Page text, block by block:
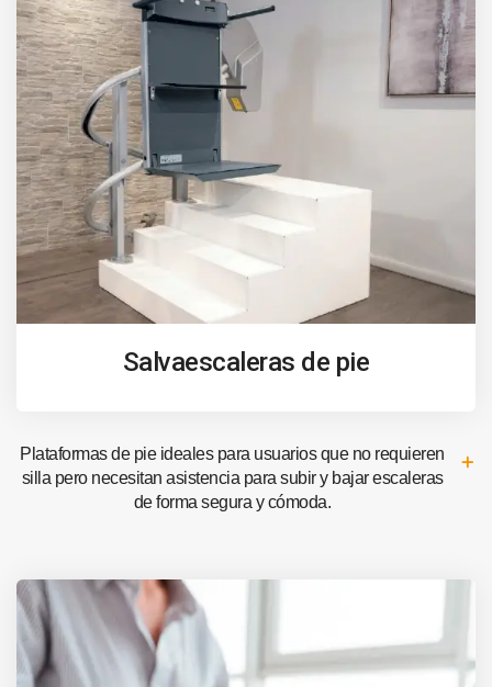
Salvaescaleras de pie
Plataformas de pie ideales para usuarios que no requieren
silla pero necesitan asistencia para subir y bajar escaleras
de forma segura y cómoda.